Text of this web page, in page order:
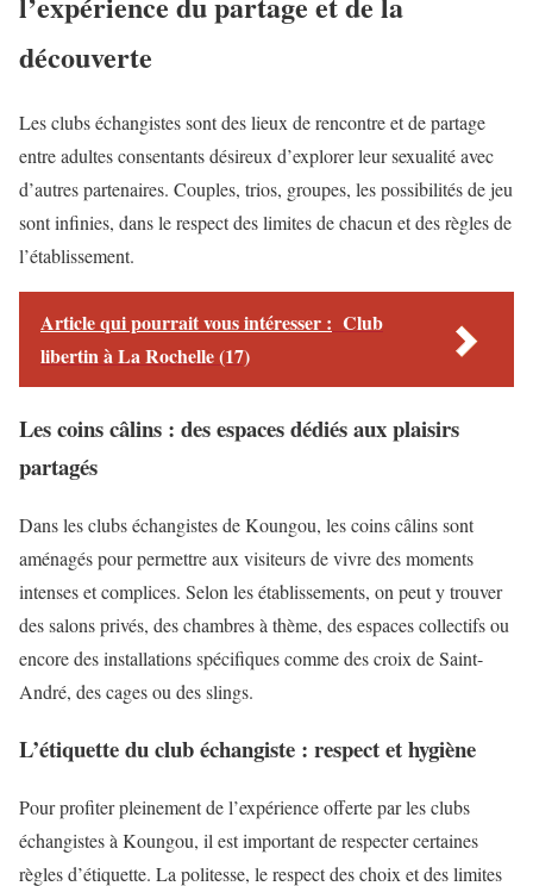
découverte
Les clubs échangistes sont des lieux de rencontre et de partage
entre adultes consentants désireux d’explorer leur sexualité avec
d’autres partenaires. Couples, trios, groupes, les possibilités de jeu
sont infinies, dans le respect des limites de chacun et des règles de
l’établissement.
Article qui pourrait vous intéresser : Club
libertin à La Rochelle (17)
Les coins câlins : des espaces dédiés aux plaisirs
partagés
Dans les clubs échangistes de Koungou, les coins câlins sont
aménagés pour permettre aux visiteurs de vivre des moments
intenses et complices. Selon les établissements, on peut y trouver
des salons privés, des chambres à thème, des espaces collectifs ou
encore des installations spécifiques comme des croix de Saint-
André, des cages ou des slings.
L’étiquette du club échangiste : respect et hygiène
Pour profiter pleinement de l’expérience offerte par les clubs
échangistes à Koungou, il est important de respecter certaines
règles d’étiquette. La politesse, le respect des choix et des limites